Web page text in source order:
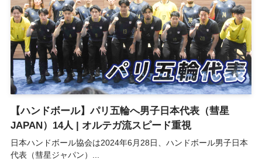
【ハンドボール】パリ五輪へ男子日本代表（彗星
JAPAN）14人 | オルテガ流スピード重視
日本ハンドボール協会は2024年6月28日、ハンドボール男子日本
代表（彗星ジャパン）...